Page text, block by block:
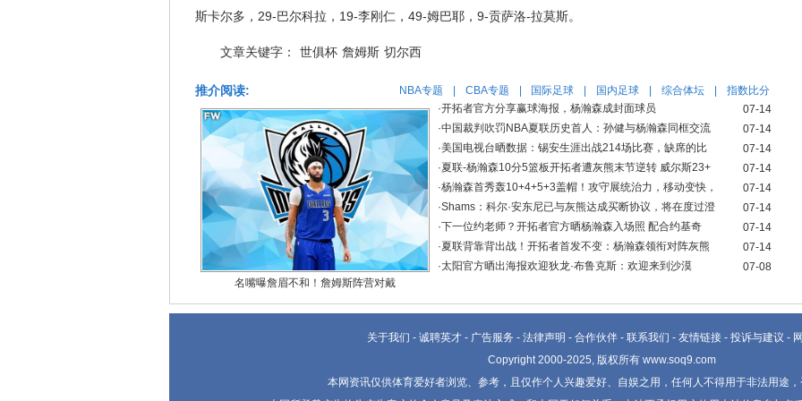
斯卡尔多，29-巴尔科拉，19-李刚仁，49-姆巴耶，9-贡萨洛-拉莫斯。
文章关键字： 世俱杯 詹姆斯 切尔西
推介阅读: NBA专题 CBA专题 国际足球 国内足球 综合体坛 指数比分
名嘴曝詹眉不和！詹姆斯阵营对戴
·开拓者官方分享赢球海报，杨瀚森成封面球员
07-14
·中国裁判吹罚NBA夏联历史首人：孙健与杨瀚森同框交流
07-14
·美国电视台晒数据：锡安生涯出战214场比赛，缺席的比
07-14
·夏联-杨瀚森10分5篮板开拓者遭灰熊末节逆转 威尔斯23+
07-14
·杨瀚森首秀轰10+4+5+3盖帽！攻守展统治力，移动变快，
07-14
·Shams：科尔·安东尼已与灰熊达成买断协议，将在度过澄
07-14
·下一位约老师？开拓者官方晒杨瀚森入场照 配合约基奇
07-14
·夏联背靠背出战！开拓者首发不变：杨瀚森领衔对阵灰熊
07-14
·太阳官方晒出海报欢迎狄龙·布鲁克斯：欢迎来到沙漠 07-08
关于我们 - 诚聘英才 - 广告服务 - 法律声明 - 合作伙伴 - 联系我们 - 友情链接 - 投诉与建议 -
Copyright 2000-2025, 版权所有 www.soq9.com
本网资讯仅供体育爱好者浏览、参考，且仅作个人兴趣爱好、自娱之用，任何人不得用于非法用途，